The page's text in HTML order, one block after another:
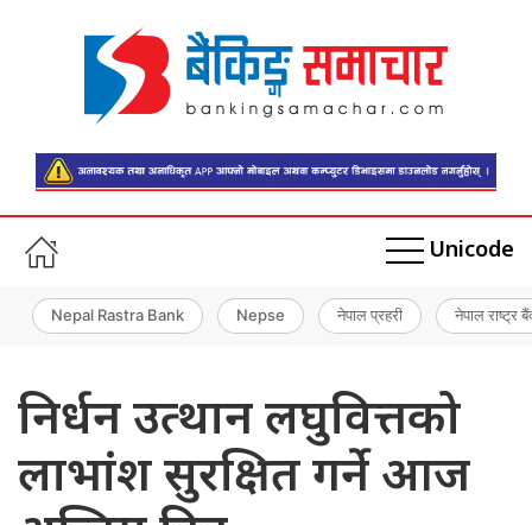
Unicode
Nepal Rastra Bank Nepse नेपाल प्रहरी नेपाल राष्ट्र
निर्धन उत्थान लघुवित्तको
लाभांश सुरक्षित गर्ने आज